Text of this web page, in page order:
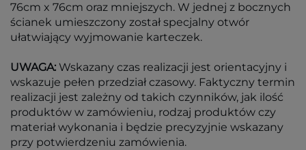
76cm x 76cm oraz mniejszych. W jednej z bocznych
ścianek umieszczony został specjalny otwór
ułatwiający wyjmowanie karteczek.
UWAGA: Wskazany czas realizacji jest orientacyjny i
wskazuje pełen przedział czasowy. Faktyczny termin
realizacji jest zależny od takich czynników, jak ilość
produktów w zamówieniu, rodzaj produktów czy
materiał wykonania i będzie precyzyjnie wskazany
przy potwierdzeniu zamówienia.